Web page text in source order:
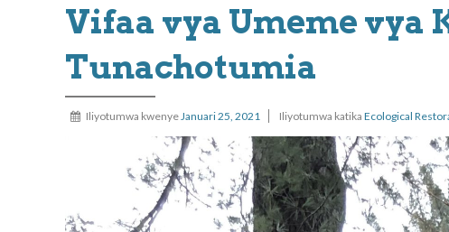
Vifaa vya Umeme vya
Tunachotumia
Iliyotumwa kwenye Januari 25, 2021 Iliyotumwa katika Ecological